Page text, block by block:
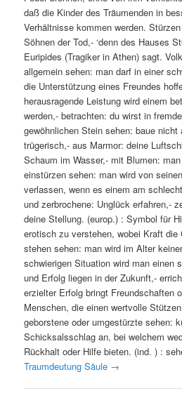
daß die Kinder des Träumenden in
Verhältnisse kommen werden.
Söhnen der Tod,- ‘denn des Hauses
Euripides (Tragiker in Athen) sagt.
allgemein sehen: man darf in einer
die Unterstützung eines Freundes
herausragende Leistung wird einem
werden,- betrachten: du wirst in
gewöhnlichen Stein sehen: baue
trügerisch,- aus Marmor: deine
Schaum im Wasser,- mit Blumen:
einstürzen sehen: man wird von
verlassen, wenn es einem am
und zerbrochene: Unglück erfahren,-
deine Stellung. (europ.) : Symbol für
erotisch zu verstehen, wobei Kraft die
stehen sehen: man wird im Alter
schwierigen Situation wird man einen
und Erfolg liegen in der Zukunft,-
erzielter Erfolg bringt Freundschaften
Menschen, die einen wertvolle
geborstene oder umgestürzte sehen:
Schicksalsschlag an, bei welchem
Rückhalt oder Hilfe bieten. (ind. ) :
Traumdeutung Säule →